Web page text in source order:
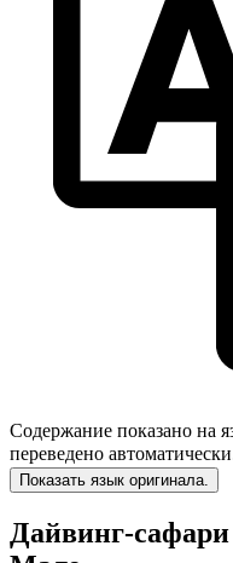
Содержание показано на
переведено
Показать язык оригинала.
Дайвинг-